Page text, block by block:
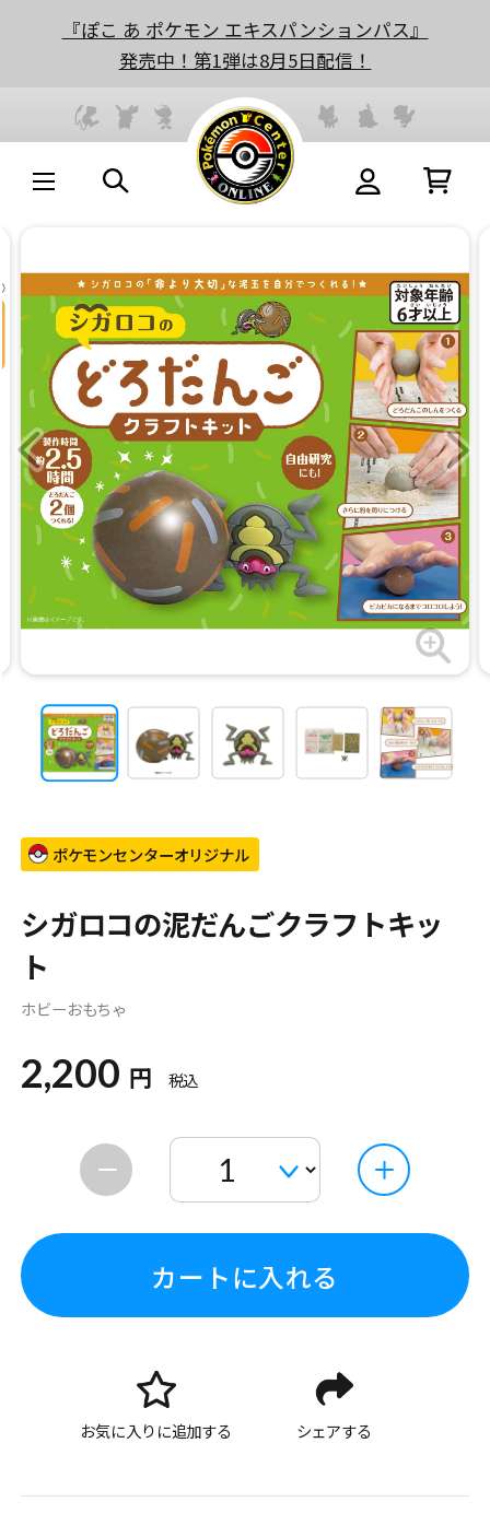
『ぽこ あ ポケモン エキスパンションパス』
発売中！第1弾は8月5日配信！
ポケモンセンターオリジナル
シガロコの泥だんごクラフトキッ
ト
ホビーおもちゃ
2,200 円 税込
カートに入れる
お気に入りに追加する シェアする